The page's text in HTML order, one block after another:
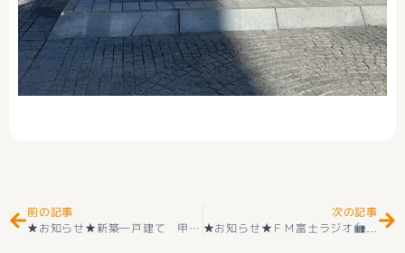
前の記事
★お知らせ★新築一戸建て 甲斐市西八幡 第７ 2階建 ４ＬＤＫ 全2棟 2階建 耐震等級3取得 ＋住宅性能評価付 IH＋エコキュート 外構付き
次の記事
★お知らせ★ＦＭ富士ラジオ